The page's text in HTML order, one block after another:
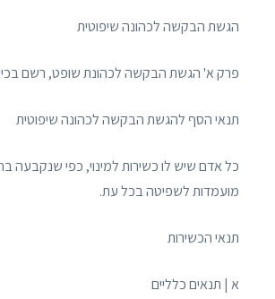
הגשת הבקשה לכהונה שיפוטית
פרק א' הגשת הבקשה לכהונת שופט, רשם
תנאי הסף להגשת הבקשה לכהונה שיפוטית
מועמדות לשפיטה בכל עת.
תנאי הכשירות
א | תנאים כלליים